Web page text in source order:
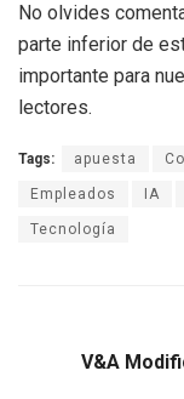
No olvides
parte inferior de
importante para
lectores.
Tags: apuesta
Empleados IA
Tecnología
V&A